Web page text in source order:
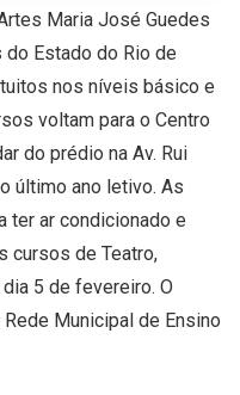
Maria José Guedes
do Estado do Rio de
nos níveis básico e
voltam para o Centro
do prédio na Av. Rui
último ano letivo. As
ter ar condicionado e
cursos de Teatro,
5 de fevereiro. O
Municipal de Ensino